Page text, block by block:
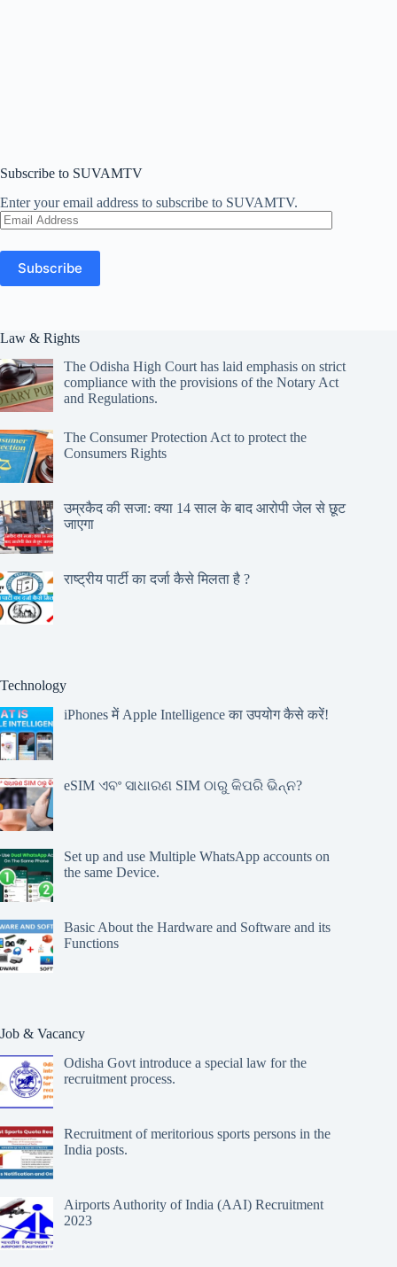
Subscribe to SUVAMTV
Enter your email address to subscribe to SUVAMTV.
Email
Address
Subscribe
Law & Rights
The Odisha High Court has laid emphasis on strict
compliance with the provisions of the Notary Act
and Regulations.
The Consumer Protection Act to protect the
Consumers Rights
उम्रकैद की सजा: क्या 14 साल के बाद आरोपी जेल से छूट
जाएगा
राष्ट्रीय पार्टी का दर्जा कैसे मिलता है ?
Technology
iPhones में Apple Intelligence का उपयोग कैसे करें!
eSIM ଏବଂ ସାଧାରଣ SIM ଠାରୁ କିପରି ଭିନ୍ନ?
Set up and use Multiple WhatsApp accounts on
the same Device.
Basic About the Hardware and Software and its
Functions
Job & Vacancy
Odisha Govt introduce a special law for the
recruitment process.
Recruitment of meritorious sports persons in the
India posts.
Airports Authority of India (AAI) Recruitment
2023